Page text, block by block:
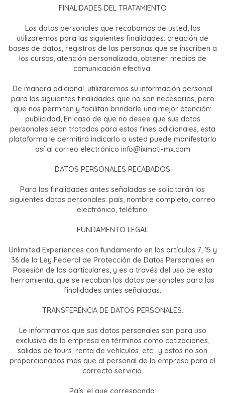
FINALIDADES DEL TRATAMIENTO
Los datos personales que recabamos de usted, los
utilizaremos para las siguientes finalidades: creación de
bases de datos, registros de las personas que se inscriben a
los cursos, atención personalizada, obtener medios de
comunicación efectiva.
De manera adicional, utilizaremos su información personal
para las siguientes finalidades que no son necesarias, pero
que nos permiten y facilitan brindarle una mejor atención:
publicidad, En caso de que no desee que sus datos
personales sean tratados para estos fines adicionales, esta
plataforma le permitirá indicarlo o usted puede manifestarlo
así al correo electrónico info@ixmati-mx.com
DATOS PERSONALES RECABADOS
Para las finalidades antes señaladas se solicitarán los
siguientes datos personales: país, nombre completo, correo
electrónico, teléfono.
FUNDAMENTO LEGAL
Unlimited Experiences con fundamento en los artículos 7, 15 y
36 de la Ley Federal de Protección de Datos Personales en
Posesión de los particulares, y es a través del uso de esta
herramienta, que se recaban los datos personales para las
finalidades antes señaladas.
TRANSFERENCIA DE DATOS PERSONALES.
Le informamos que sus datos personales son para uso
exclusivo de la empresa en términos como cotizaciones,
salidas de tours, renta de vehículos, etc.. y estos no son
proporcionados mas que al personal de la empresa para el
correcto servicio.
País: el que corresponda.